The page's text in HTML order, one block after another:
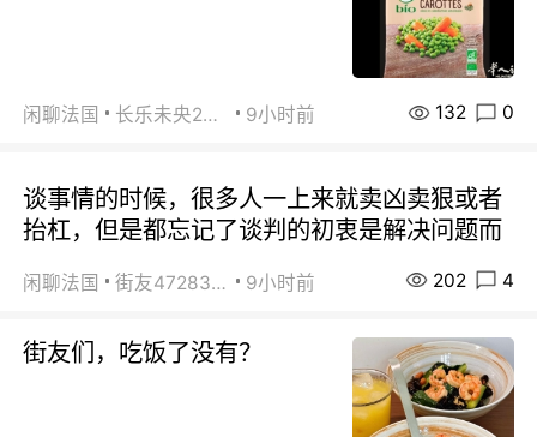
闲聊法国 长乐未央2015 9小时前 132 0
谈事情的时候，很多人一上来就卖凶卖狠或者
抬杠，但是都忘记了谈判的初衷是解决问题而
闲聊法国 街友472838572 9小时前 202 4
街友们，吃饭了没有？